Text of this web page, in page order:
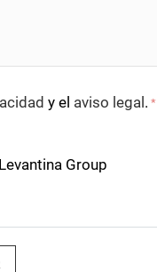
y el aviso legal. *
Group